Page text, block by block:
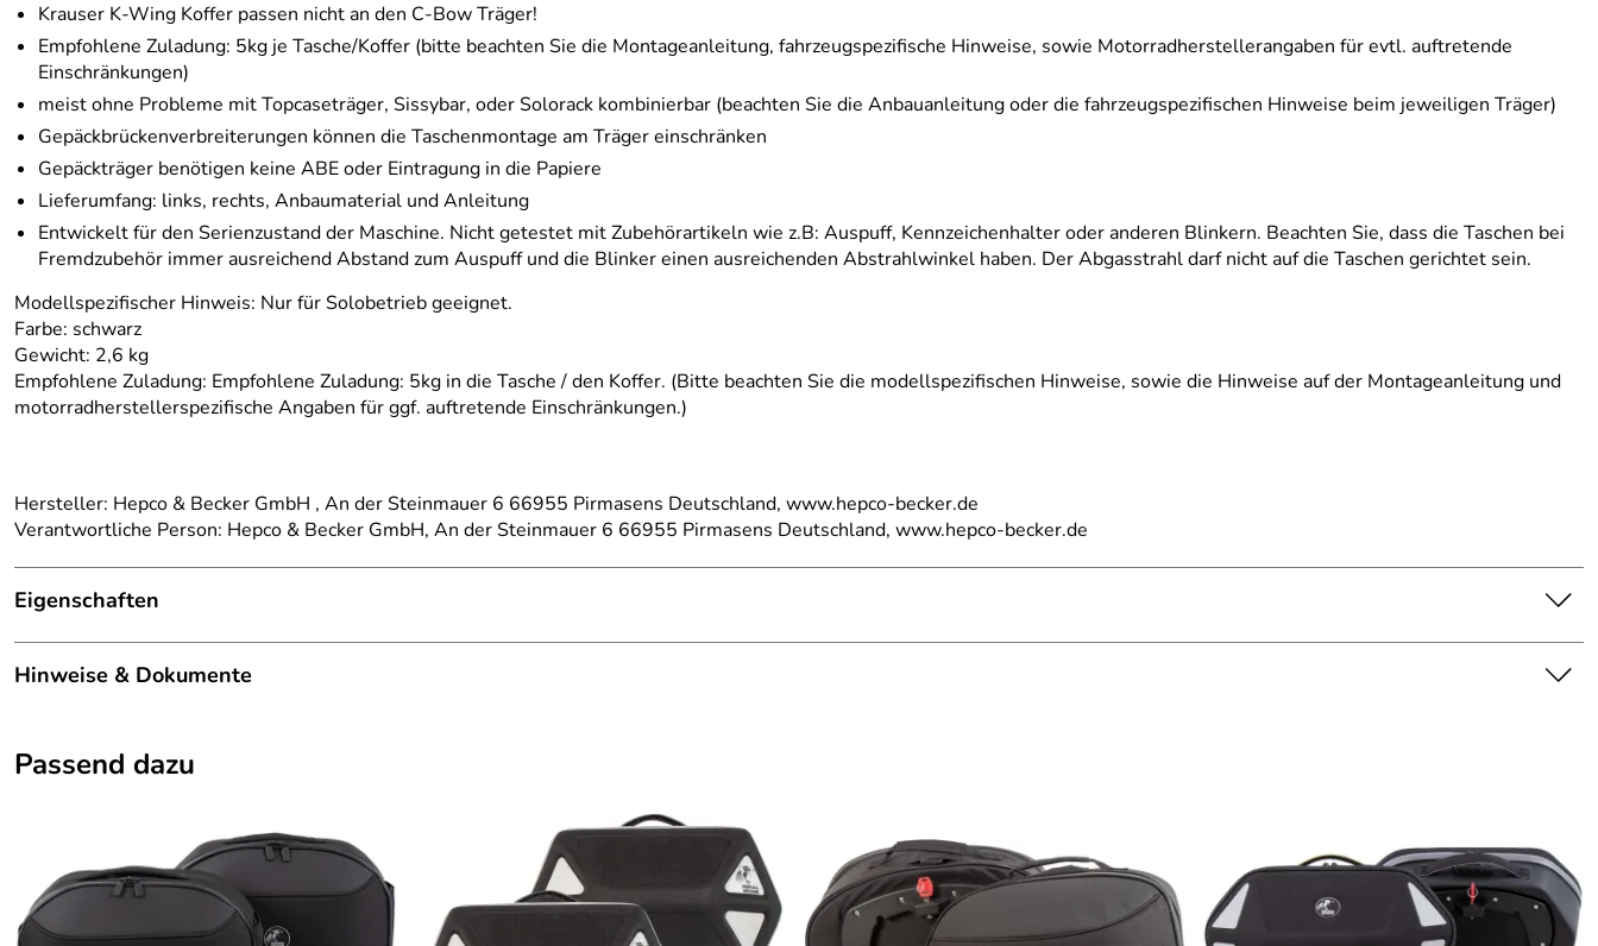
Krauser K-Wing Koffer passen nicht an den C-Bow Träger!
Empfohlene Zuladung: 5kg je Tasche/Koffer (bitte beachten Sie die Montageanleitung, fahrzeugspezifische Hinweise, sowie Motorradherstellerangaben für evtl. auftretende
Einschränkungen)
meist ohne Probleme mit Topcaseträger, Sissybar, oder Solorack kombinierbar (beachten Sie die Anbauanleitung oder die fahrzeugspezifischen Hinweise beim jeweiligen Träger)
Gepäckbrückenverbreiterungen können die Taschenmontage am Träger einschränken
Gepäckträger benötigen keine ABE oder Eintragung in die Papiere
Lieferumfang: links, rechts, Anbaumaterial und Anleitung
Entwickelt für den Serienzustand der Maschine. Nicht getestet mit Zubehörartikeln wie z.B: Auspuff, Kennzeichenhalter oder anderen Blinkern. Beachten Sie, dass die Taschen bei
Fremdzubehör immer ausreichend Abstand zum Auspuff und die Blinker einen ausreichenden Abstrahlwinkel haben. Der Abgasstrahl darf nicht auf die Taschen gerichtet sein.
Modellspezifischer Hinweis: Nur für Solobetrieb geeignet.
Farbe: schwarz
Gewicht: 2,6 kg
Empfohlene Zuladung: Empfohlene Zuladung: 5kg in die Tasche / den Koffer. (Bitte beachten Sie die modellspezifischen Hinweise, sowie die Hinweise auf der Montageanleitung und
motorradherstellerspezifische Angaben für ggf. auftretende Einschränkungen.)
Hersteller: Hepco & Becker GmbH , An der Steinmauer 6 66955 Pirmasens Deutschland, www.hepco-becker.de
Verantwortliche Person: Hepco & Becker GmbH, An der Steinmauer 6 66955 Pirmasens Deutschland, www.hepco-becker.de
Eigenschaften
Details
Kategorie:
BMW S 1000 RR Baujahr 2012-2015
Hinweise & Dokumente
Passend dazu